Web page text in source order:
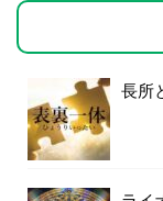
長所